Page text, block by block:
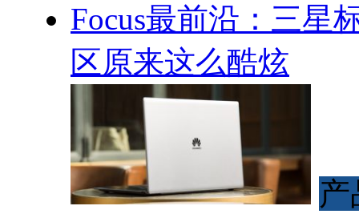
Focus最前沿：三星
区原来这么酷炫
产